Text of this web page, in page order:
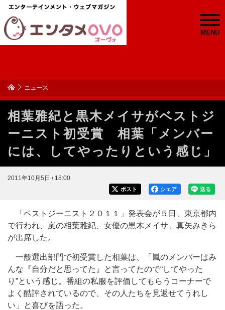
MENU
ニュース
相葉雅紀と黒木メイサがベストジ
ーニスト初受賞 相葉「メンバー
には、してやったりという感じ」
2011年10月5日 / 18:00
送る
シェア
ポスト
「ベストジーニスト２０１１」発表会が５日、東京都内
で行われ、嵐の相葉雅紀、女優の黒木メイサ、真矢みきら
が出席した。
一般選出部門で初受賞した相葉は、「嵐のメンバーはみ
んな『自分だと思ってた』と言ってたので“してやった
り”という感じ。番組の私服を評価してもらうコーナーで
よく酷評されているので、その人たちを見返せてうれし
い」と喜びを語った。